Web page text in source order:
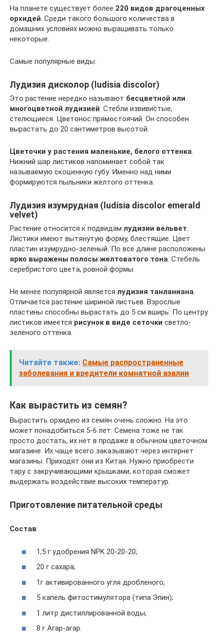
На планете существует более 220 видов драгоценных
орхидей. Среди такого большого количества в
домашних условиях можно выращивать только
некоторые.
Самые популярные виды:
Лудизия дисколор (ludisia discolor)
Это растение нередко называют бесцветной или
многоцветной лудизией. Стебли извивистые,
стелющиеся. Цветонос прямостоячий. Он способен
вырастать до 20 сантиметров высотой.
Цветочки у растения маленькие, белого оттенка.
Нижний шар листиков напоминает собой так
называемую скошенную губу. Именно над ними
формируются пыльники желтого оттенка.
Лудизия изумрудная (ludisia discolor emerald
velvet)
Растение относится к подвидам лудизии вельвет.
Листики имеют вытянутую форму, блестящие. Цвет
пластин изумрудно-зеленый. По все длине расположены
ярко выражены полосы желтоватого тона. Стебель
серебристого цвета, ровной формы.
Не менее популярной является лудизия танланиана.
Отличается растение шириной листьев. Взрослые
пластины способны вырастать до 5 см вширь. По центру
листиков имеется рисунок в виде сеточки светло-
зеленого оттенка.
Читайте также: Самые распространенные
заболевания и вредители комнатной азалии
Как вырастить из семян?
Вырастить орхидею из семян очень сложно. На это
может понадобиться 5-6 лет. Семена тоже не так
просто достать, их нет в продаже в обычном цветочном
магазине. Их чаще всего заказывают через интернет
магазины. Приходят они из Китая. Нужно приобрести
тару с закручивающими крышками, которая сможет
выдержать воздействие высоких температур.
Приготовление питательной среды
Состав:
1,5 г удобрения NPK 20-20-20;
20 г сахара;
1г активированного угля дробленого;
5 капель фитостимулятора (типа Эпин);
1 литр дистиллированной воды;
8 г Агар-агар.